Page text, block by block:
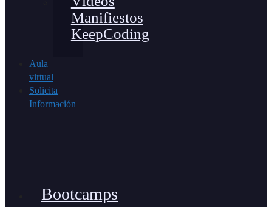
Manifiestos
KeepCoding
Aula
virtual
Solicita
Información
Bootcamps